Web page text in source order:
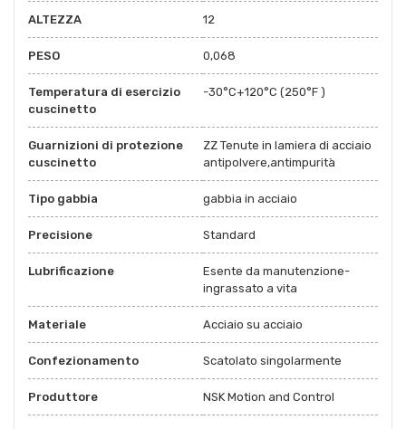
ALTEZZA 12
PESO 0,068
Temperatura di esercizio
cuscinetto
-30°C+120°C (250°F )
Guarnizioni di protezione
cuscinetto
ZZ Tenute in lamiera di acciaio
antipolvere,antimpurità
Tipo gabbia gabbia in acciaio
Precisione Standard
Lubrificazione
Esente da manutenzione-
ingrassato a vita
Materiale Acciaio su acciaio
Confezionamento Scatolato singolarmente
Produttore NSK Motion and Control